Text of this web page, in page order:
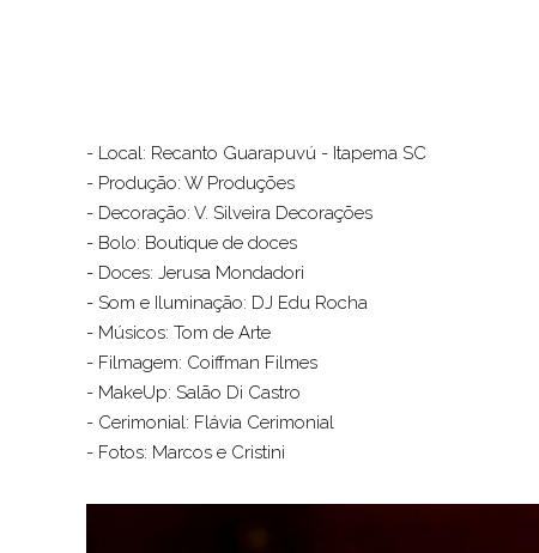
- Local: Recanto Guarapuvú - Itapema SC
- Produção: W Produções
- Decoração: V. Silveira Decorações
- Bolo: Boutique de doces
- Doces: Jerusa Mondadori
- Som e Iluminação: DJ Edu Rocha
- Músicos: Tom de Arte
- Filmagem: Coiffman Filmes
- MakeUp: Salão Di Castro
- Cerimonial: Flávia Cerimonial
- Fotos: Marcos e Cristini